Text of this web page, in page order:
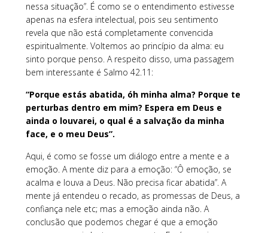
nessa situação”. É como se o entendimento estivesse
apenas na esfera intelectual, pois seu sentimento
revela que não está completamente convencida
espiritualmente. Voltemos ao princípio da alma: eu
sinto porque penso. A respeito disso, uma passagem
bem interessante é Salmo 42.11:
“Porque estás abatida, óh minha alma? Porque te
perturbas dentro em mim? Espera em Deus e
ainda o louvarei, o qual é a salvação da minha
face, e o meu Deus”.
Aqui, é como se fosse um diálogo entre a mente e a
emoção. A mente diz para a emoção: “Ô emoção, se
acalma e louva a Deus. Não precisa ficar abatida”. A
mente já entendeu o recado, as promessas de Deus, a
confiança nele etc; mas a emoção ainda não. A
conclusão que podemos chegar é que a emoção